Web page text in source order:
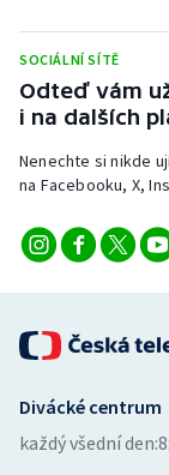
Short track
Sportovní
Veslování
Volejbal
SOCIÁLNÍ SÍTĚ
Odteď vám
i na dalších
Nenechte si nikde
na Facebooku, X,
Divácké centrum
každý všední den: